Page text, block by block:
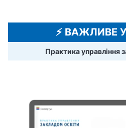
⚡️ ВАЖЛИВЕ
Практика управління